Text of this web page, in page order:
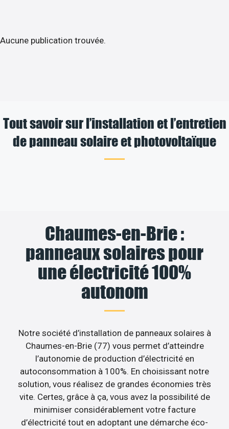
Aucune publication trouvée.
Tout savoir sur l’installation et l’entretien
de panneau solaire et photovoltaïque
Chaumes-en-Brie :
panneaux solaires pour
une électricité 100%
autonom
Notre société d’installation de panneaux solaires à
Chaumes-en-Brie (77) vous permet d’atteindre
l’autonomie de production d’électricité en
autoconsommation à 100%. En choisissant notre
solution, vous réalisez de grandes économies très
vite. Certes, grâce à ça, vous avez la possibilité de
minimiser considérablement votre facture
d’électricité tout en adoptant une démarche éco-